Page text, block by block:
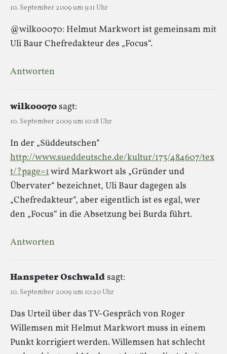
10. September 2009 um 9:11 Uhr
@wilko0070: Helmut Markwort ist gemeinsam mit
Uli Baur Chefredakteur des „Focus“.
Antworten
wilko0070sagt:
10. September 2009 um 10:18 Uhr
In der „Süddeutschen“
http://www.sueddeutsche.de/kultur/173/484607/tex
t/?page=1wird Markwort als „Gründer und
Übervater“ bezeichnet, Uli Baur dagegen als
„Chefredakteur“, aber eigentlich ist es egal, wer
den „Focus“ in die Absetzung bei Burda führt.
Antworten
Hanspeter Oschwaldsagt:
10. September 2009 um 10:20 Uhr
Das Urteil über das TV-Gespräch von Roger
Willemsen mit Helmut Markwort muss in einem
Punkt korrigiert werden. Willemsen hat schlecht